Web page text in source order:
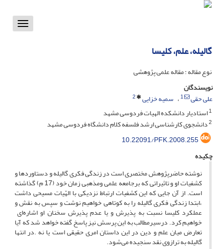
Toggle
گالیله، علم، کلیسا
نوع مقاله : مقاله علمی پژوهشی
نویسندگان
علی حقی
1 سمیه خزایی
2
1استادیار دانشکده الهیات فردوسی مشهد
2دانشجوی کارشناسی ارشد فلسفه کلام دانشگاه فردوسی مشهد
10.22091/PFK.2008.255
چکیده
نوشته حاضرپژوهش مختصری است در زندگی فکری گالیله و دستاوردها و
کشفیات او و تاثیراتی که برجامعه علمی ومذهبی زمان خود (17 م) گذاشته
است. از آن جایی که این کشفیات ارتباط نزدیکی با الهّیات مسیحی داشت
،ابتدا زندگی فکری گالیله را به کوتاهی خواهیم نوشت و سپس به نقش و
عملکرد کلیسا نسبت به پذیرش و یا عدم پذیرش سخنان او اشاره‌ای
خواهیم کرد. درسیرمطالب به این پرسش نیز پاسخ گفته خواهد شد که آیا
تعارض میان علم و دین در این داستان امری حقیقی است یا نه .در انتها
گالیله به ترازوی نقد سنجیده می‌شود.